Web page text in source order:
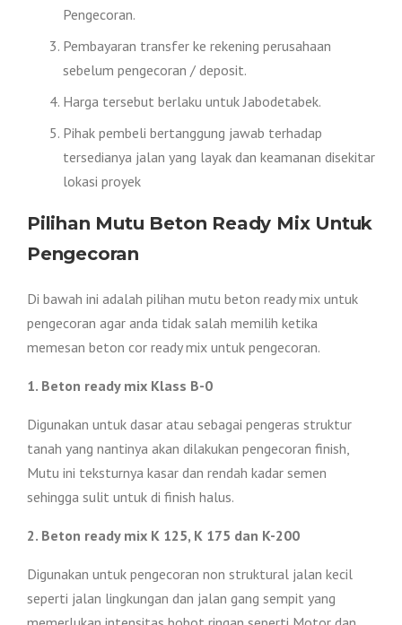
Pengecoran.
Pembayaran transfer ke rekening perusahaan
sebelum pengecoran / deposit.
Harga tersebut berlaku untuk Jabodetabek.
Pihak pembeli bertanggung jawab terhadap
tersedianya jalan yang layak dan keamanan disekitar
lokasi proyek
Pilihan Mutu Beton Ready Mix Untuk
Pengecoran
Di bawah ini adalah pilihan mutu beton ready mix untuk
pengecoran agar anda tidak salah memilih ketika
memesan beton cor ready mix untuk pengecoran.
1. Beton ready mix Klass B-0
Digunakan untuk dasar atau sebagai pengeras struktur
tanah yang nantinya akan dilakukan pengecoran finish,
Mutu ini teksturnya kasar dan rendah kadar semen
sehingga sulit untuk di finish halus.
2. Beton ready mix K 125, K 175 dan K-200
Digunakan untuk pengecoran non struktural jalan kecil
seperti jalan lingkungan dan jalan gang sempit yang